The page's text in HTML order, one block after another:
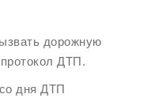
дорожную
ДТП.
дня ДТП